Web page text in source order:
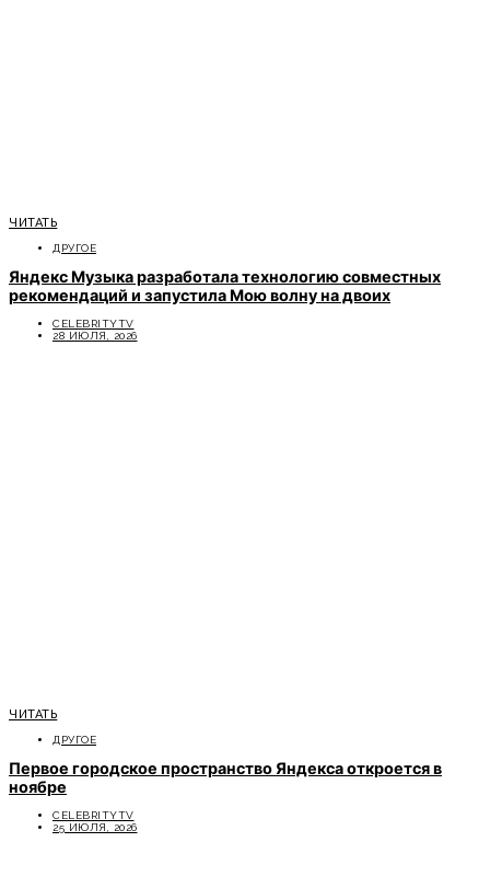
ЧИТАТЬ
ДРУГОЕ
Яндекс Музыка разработала технологию совместных
рекомендаций и запустила Мою волну на двоих
CELEBRITYTV
28 ИЮЛЯ, 2026
ЧИТАТЬ
ДРУГОЕ
Первое городское пространство Яндекса откроется в
ноябре
CELEBRITYTV
25 ИЮЛЯ, 2026